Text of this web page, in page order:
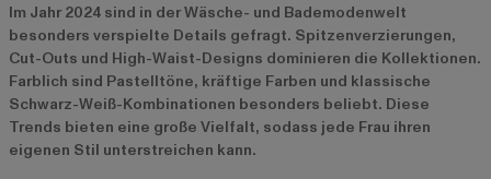
Im Jahr 2024 sind in der Wäsche- und Bademodenwelt
besonders verspielte Details gefragt. Spitzenverzierungen,
Cut-Outs und High-Waist-Designs dominieren die Kollektionen.
Farblich sind Pastelltöne, kräftige Farben und klassische
Schwarz-Weiß-Kombinationen besonders beliebt. Diese
Trends bieten eine große Vielfalt, sodass jede Frau ihren
eigenen Stil unterstreichen kann.